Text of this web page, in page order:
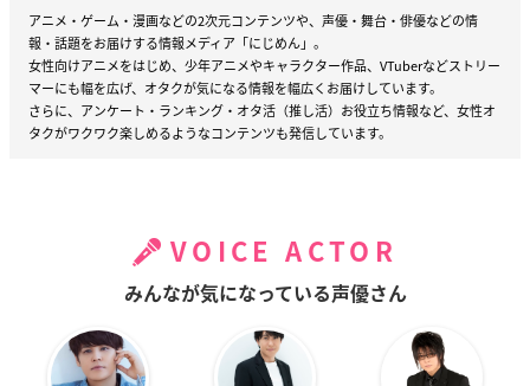
アニメ・ゲーム・漫画などの2次元コンテンツや、声優・舞台・俳優などの情
報・話題をお届けする情報メディア「にじめん」。
女性向けアニメをはじめ、少年アニメやキャラクター作品、VTuberなどストリー
マーにも幅を広げ、オタクが気になる情報を幅広くお届けしています。
さらに、アンケート・ランキング・オタ活（推し活）お役立ち情報など、女性オ
タクがワクワク楽しめるようなコンテンツも発信しています。
VOICE ACTOR
みんなが気になっている声優さん